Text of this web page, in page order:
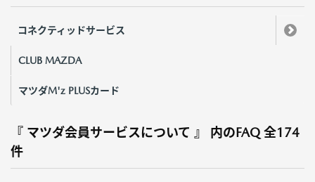
コネクティッドサービス
CLUB MAZDA
マツダM'z PLUSカード
『 マツダ会員サービスについて 』 内のFAQ 全174
件